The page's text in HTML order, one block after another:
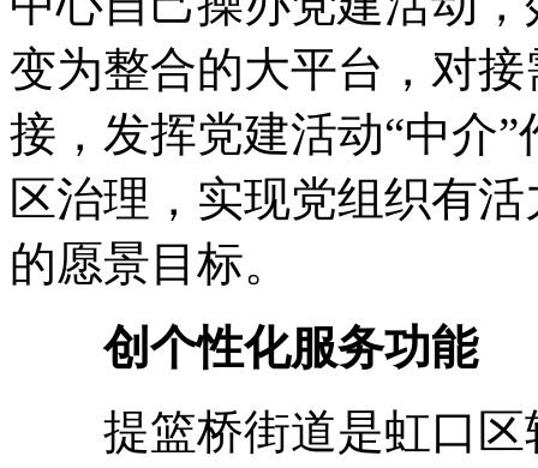
变为整合的大平台，对
接，发挥党建活动“中介
区治理，实现党组织有
的愿景目标。
创个性化服务功能
提篮桥街道是虹口区